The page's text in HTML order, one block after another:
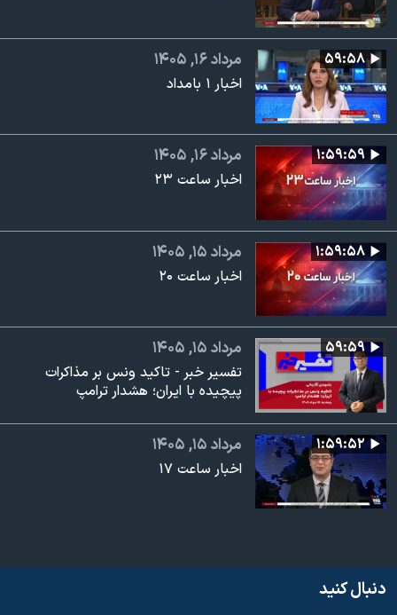
۵۹:۵۸ مرداد ۱۶, ۱۴۰۵
اخبار ۱ بامداد
۱:۵۹:۵۹ مرداد ۱۶, ۱۴۰۵
اخبار ساعت ۲۳
۱:۵۹:۵۸ مرداد ۱۵, ۱۴۰۵
اخبار ساعت ۲۰
۵۹:۵۹ مرداد ۱۵, ۱۴۰۵
تفسیر خبر - تاکید ونس بر مذاکرات
پیچیده با ایران؛ هشدار ترامپ
۱:۵۹:۵۲ مرداد ۱۵, ۱۴۰۵
اخبار ساعت ۱۷
دنبال کنید